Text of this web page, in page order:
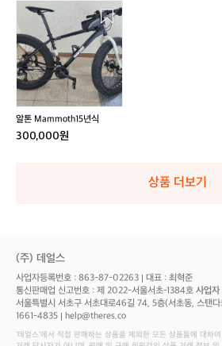
알
톤
M
a
m
m
o
t
h
1
알톤 Mammoth15년식
300,000원
상품 더보기
(주) 데얼스
사업자등록번호 : 863-87-02263 대표 : 최혁준
통신판매업 신고번호 : 제 2022-서울서초-1384호 사업자
서울특별시 서초구 서초대로46길 74, 5층(서초동, 스탠다
1661-4835
help@theres.co
‘데얼스'에서 직접 판매하는 상품을 제외한 모든 상품들에 대하